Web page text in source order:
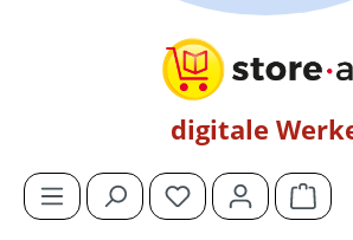
digitale
Du hast 0 Produkte